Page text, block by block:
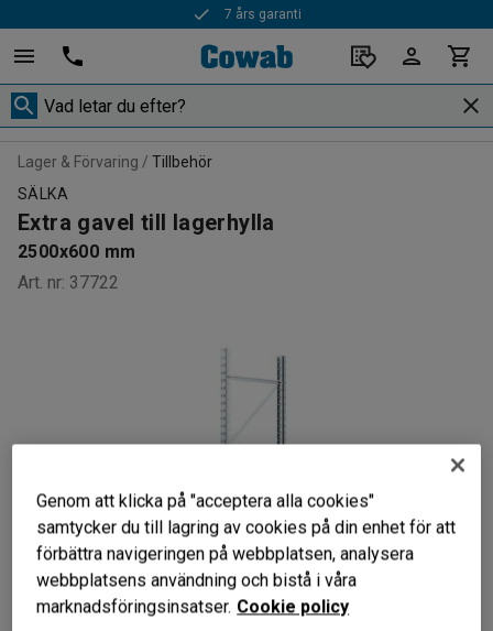
7 års garanti
Lager & Förvaring
Tillbehör
SÄLKA
Extra gavel till lagerhylla
2500x600 mm
Art. nr: 37722
Genom att klicka på "acceptera alla cookies"
samtycker du till lagring av cookies på din enhet för att
förbättra navigeringen på webbplatsen, analysera
webbplatsens användning och bistå i våra
marknadsföringsinsatser. Cookie policy